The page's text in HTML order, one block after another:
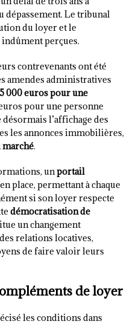
dépassement. Le tribunal
du loyer et le
perçues.
contrevenants ont été
amendes administratives
5 000 euros pour une
pour une personne
l’affichage des
les annonces immobilières,
marché.
unportail
place, permettant à chaque
si son loyer respecte
démocratisation de
un changement
relations locatives,
de faire valoir leurs
de loyer
les conditions dans